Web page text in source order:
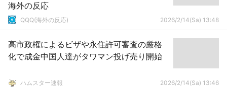
海外の反応
QQQ(海外の反応) 2026/2/14(Sa) 13:48
高市政権によるビザや永住許可審査の厳格
化で成金中国人達がタワマン投げ売り開始
ハムスター速報 2026/2/14(Sa) 13:46